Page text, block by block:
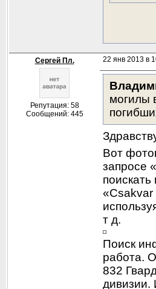
Сергей Пл.
Репутация: 58
Сообщений: 445
22 янв 2013 в
могилы
Вот
запросе
«Csakvar
т д.
Поиск
работа.
832
дивизии.